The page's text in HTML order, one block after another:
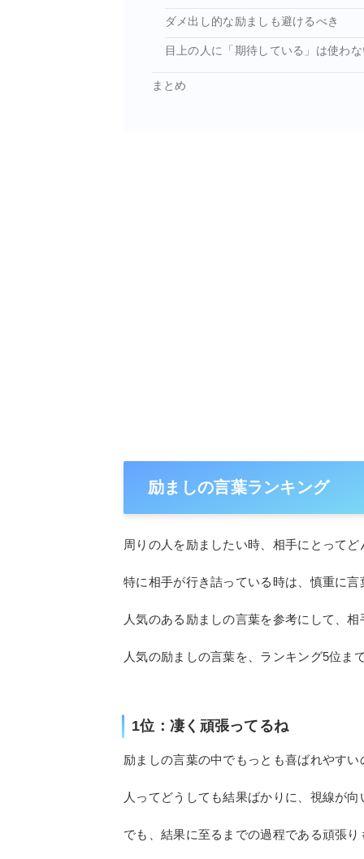
ダメ出し的な励ましも避けるべき
目上の人に「期待している」は使わ
まとめ
励ましの言葉ランキング
周りの人を励ましたい時、相手にとって
特に相手が行き詰っている時は、慎重に
人気のある励ましの言葉を参考にして、
人気の励ましの言葉を、ランキング5位ま
1位：凄く頑張ってるね
励ましの言葉の中でもっとも喜ばれやす
人ってどうしても結果ばかりに、視線が
でも、結果に至るまでの過程である頑張